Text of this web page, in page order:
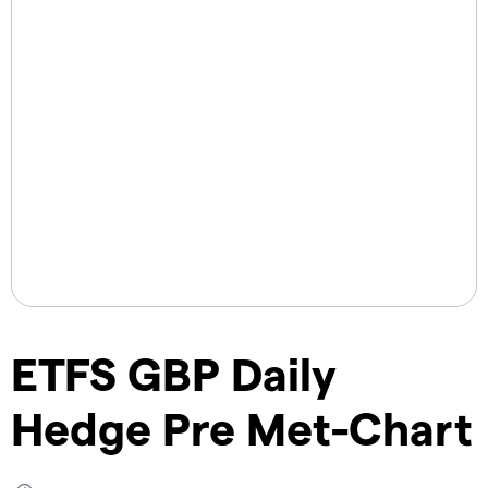
ETFS GBP Daily
Hedge Pre Met-Chart